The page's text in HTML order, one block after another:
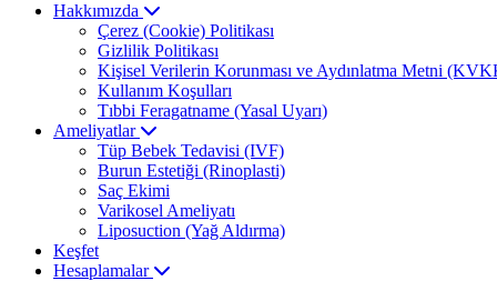
Hakkımızda
Çerez (Cookie) Politikası
Gizlilik Politikası
Kişisel Verilerin Korunması ve Aydınlatma Metni
Kullanım Koşulları
Tıbbi Feragatname (Yasal Uyarı)
Ameliyatlar
Tüp Bebek Tedavisi (IVF)
Burun Estetiği (Rinoplasti)
Saç Ekimi
Varikosel Ameliyatı
Liposuction (Yağ Aldırma)
Keşfet
Hesaplamalar